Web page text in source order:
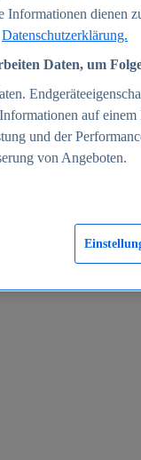
2025
Informationen dienen
Datenschutzerklärung.
Daten, um
auf einem
und der
von Angeboten.